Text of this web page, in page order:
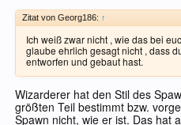
Zitat von Georg186: ↑
Ich weiß zwar nicht , wie das bei
glaube ehrlich gesagt nicht , dass
entworfen und gebaut hast.
Wizarderer hat den Stil des
größten Teil bestimmt bzw.
Spawn nicht, wie er ist. Das hat